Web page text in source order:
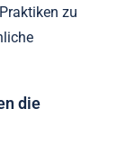
zu
die